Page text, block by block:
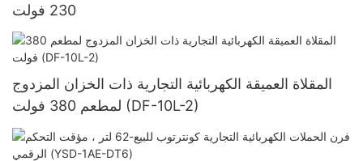
230 فولت
المقلاة العميقة الكهربائية التجارية ذات الخزان المزدوج
لمطعم 380 فولت (DF-10L-2)